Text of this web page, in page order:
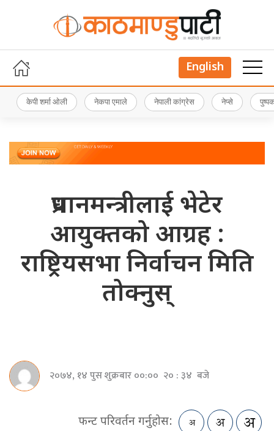
English
केपी शर्मा ओली नेकपा एमाले नेपाली कांग्रेस नेप्से
प्रधानमन्त्रीलाई भेटेर
आयुक्तको आग्रह :
राष्ट्रियसभा निर्वाचन मिति
तोक्नुस्
२०७४, १४ पुस शुक्रबार ००:०० २० : ३४ बजे
फन्ट परिवर्तन गर्नुहोस: